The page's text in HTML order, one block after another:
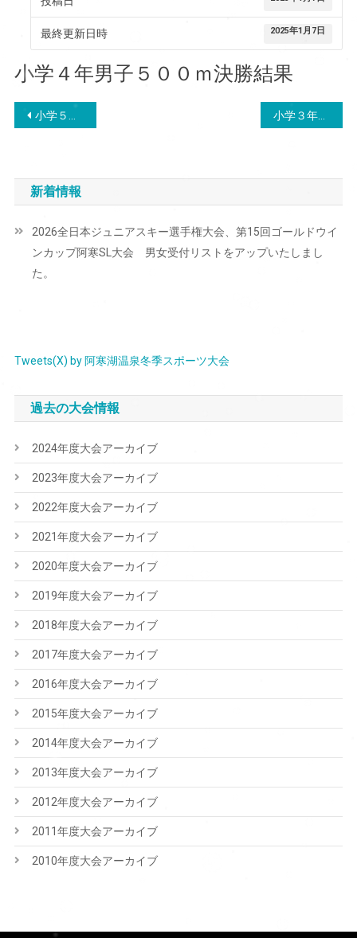
最終更新日時 2025年1月7日
小学４年男子５００ｍ決勝結果
投
ナ
ビ
ゲ
ー
ン
小学５年男子５００ｍ決勝結果
新着情報
2026全日本ジュニアスキー選手権大会、第15回ゴールドウイ
ンカップ阿寒SL大会 男女受付リストをアップいたしまし
た。
Tweets(X) by 阿寒湖温泉冬季スポーツ大会
過去の大会情報
2024年度大会アーカイブ
2023年度大会アーカイブ
2022年度大会アーカイブ
2021年度大会アーカイブ
2020年度大会アーカイブ
2019年度大会アーカイブ
2018年度大会アーカイブ
2017年度大会アーカイブ
2016年度大会アーカイブ
2015年度大会アーカイブ
2014年度大会アーカイブ
2013年度大会アーカイブ
2012年度大会アーカイブ
2011年度大会アーカイブ
2010年度大会アーカイブ